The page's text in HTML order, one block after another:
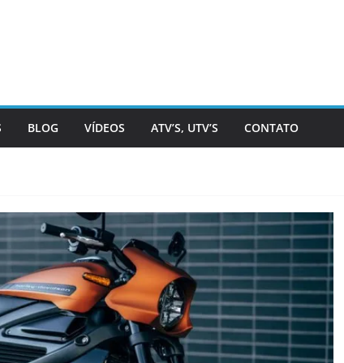
BLOG VÍDEOS ATV’S, UTV’S CONTATO